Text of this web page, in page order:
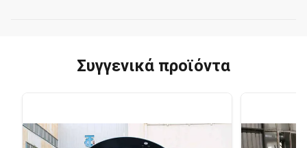
Συγγενικά προϊόντα